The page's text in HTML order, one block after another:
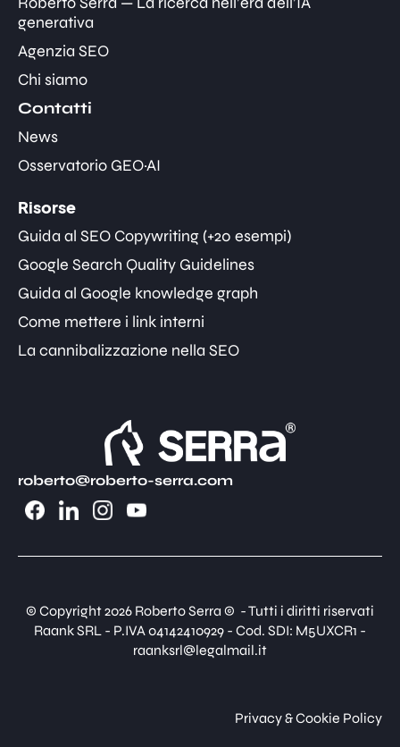
generativa
Agenzia SEO
Chi siamo
Contatti
News
Osservatorio GEO·AI
Risorse
Guida al SEO Copywriting (+20 esempi)
Google Search Quality Guidelines
Guida al Google knowledge graph
Come mettere i link interni
La cannibalizzazione nella SEO
roberto@roberto-serra.com
© Copyright 2026 Roberto Serra © - Tutti i diritti riservati
Raank SRL - P.IVA 04142410929 - Cod. SDI: M5UXCR1 -
raanksrl@legalmail.it
Privacy & Cookie Policy